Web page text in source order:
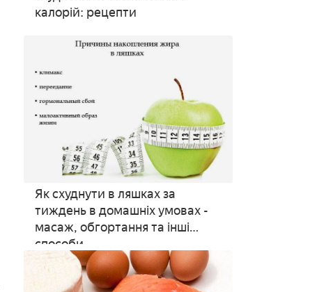
калорій: рецепти
Як схуднути в ляшках за
тиждень в домашніх умовах -
масаж, обгортання та інші
способи